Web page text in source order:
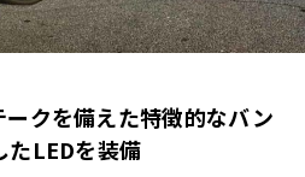
クを備えた特徴的なバン
たLEDを装備